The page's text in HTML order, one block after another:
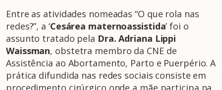
Entre as atividades nomeadas “O que rola nas
redes?”, a ‘Cesárea maternoassistida’ foi o
assunto tratado pela Dra. Adriana Lippi
Waissman, obstetra membro da CNE de
Assistência ao Abortamento, Parto e Puerpério. A
prática difundida nas redes sociais consiste em
procedimento cirúrgico onde a mãe participa na